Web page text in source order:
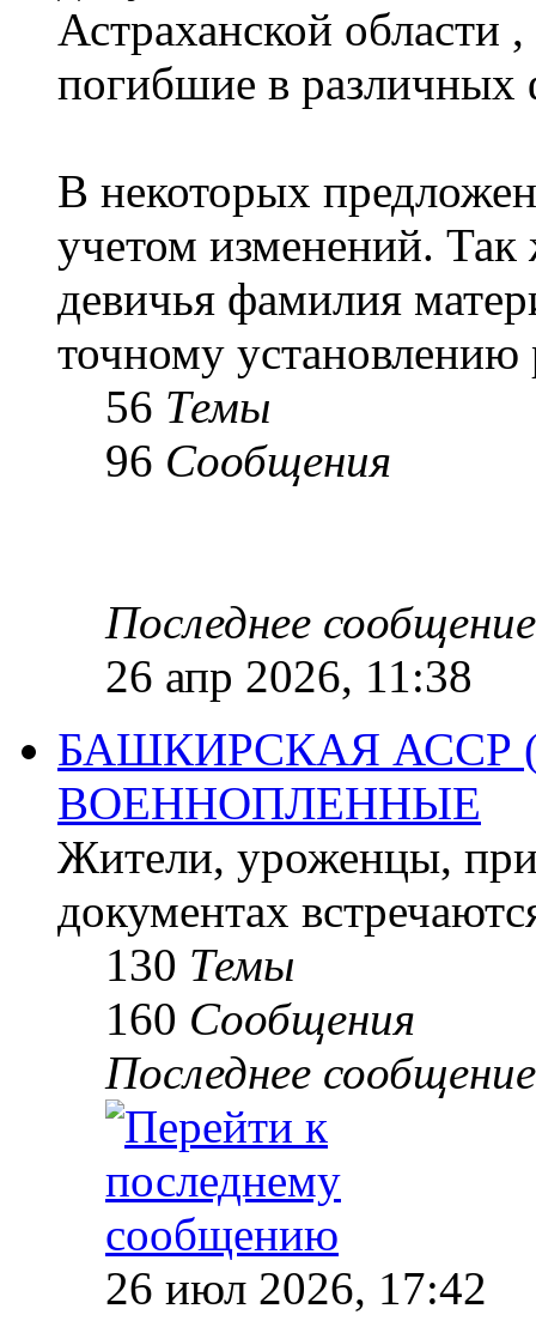
Астраханской области
погибшие в различных
В некоторых
учетом изменений. Так
девичья фамилия
точному установлению
56 Темы
96 Сообщения
Последнее сообщение
26 апр 2026, 11:38
БАШКИРСКАЯ АССР
ВОЕННОПЛЕННЫЕ
Жители, уроженцы,
документах
130 Темы
160 Сообщения
Последнее сообщение
26 июл 2026, 17:42